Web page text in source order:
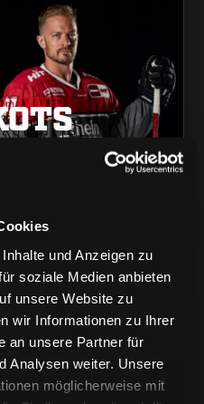
und Anzeigen zu
soziale Medien anbieten
unsere Website zu
wir Informationen zu Ihrer
an unsere Partner für
Analysen weiter. Unsere
möglicherweise mit